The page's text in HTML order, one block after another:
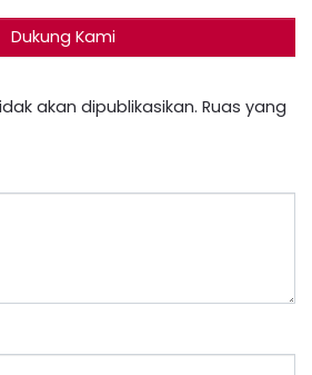
Dukung Kami
akan dipublikasikan. Ruas yang